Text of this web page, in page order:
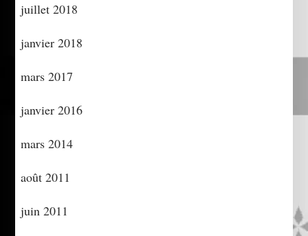
juillet 2018
janvier 2018
mars 2017
janvier 2016
mars 2014
août 2011
juin 2011